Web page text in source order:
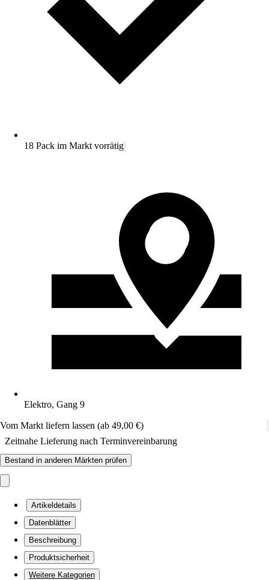
18 Pack im Markt vorrätig
Elektro, Gang 9
Vom Markt liefern lassen (ab 49,00 €)
Zeitnahe Lieferung nach Terminvereinbarung
Bestand in anderen Märkten prüfen
Artikeldetails
Datenblätter
Beschreibung
Produktsicherheit
Weitere Kategorien